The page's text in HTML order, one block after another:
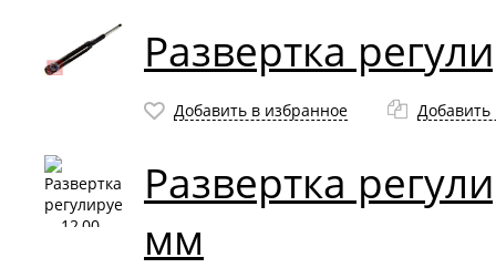
Развертка
Добавить в избранное Добавить
Развертка
мм